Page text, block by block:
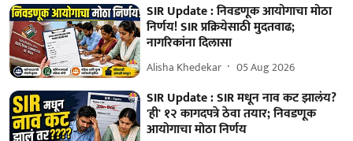
SIR Update : निवडणूक आयोगाचा मोठा
निर्णय! SIR प्रक्रियेसाठी मुदतवाढ;
नागरिकांना दिलासा
Alisha Khedekar 05 Aug 2026
SIR Update : SIR मधून नाव कट झालंय?
'ही' १२ कागदपत्रे ठेवा तयार; निवडणूक
आयोगाचा मोठा निर्णय